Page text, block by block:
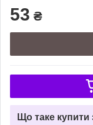
53 ₴
Що таке